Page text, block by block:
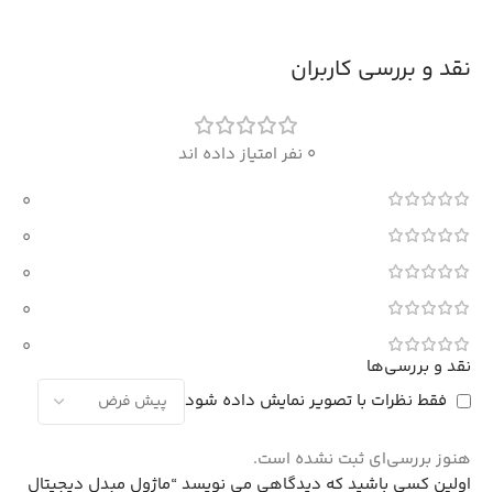
نقد و بررسی کاربران
0 نفر امتیاز داده اند
0
0
0
0
0
نقد و بررسی‌ها
فقط نظرات با تصویر نمایش داده شود
هنوز بررسی‌ای ثبت نشده است.
اولین کسی باشید که دیدگاهی می نویسد “ماژول مبدل دیجیتال